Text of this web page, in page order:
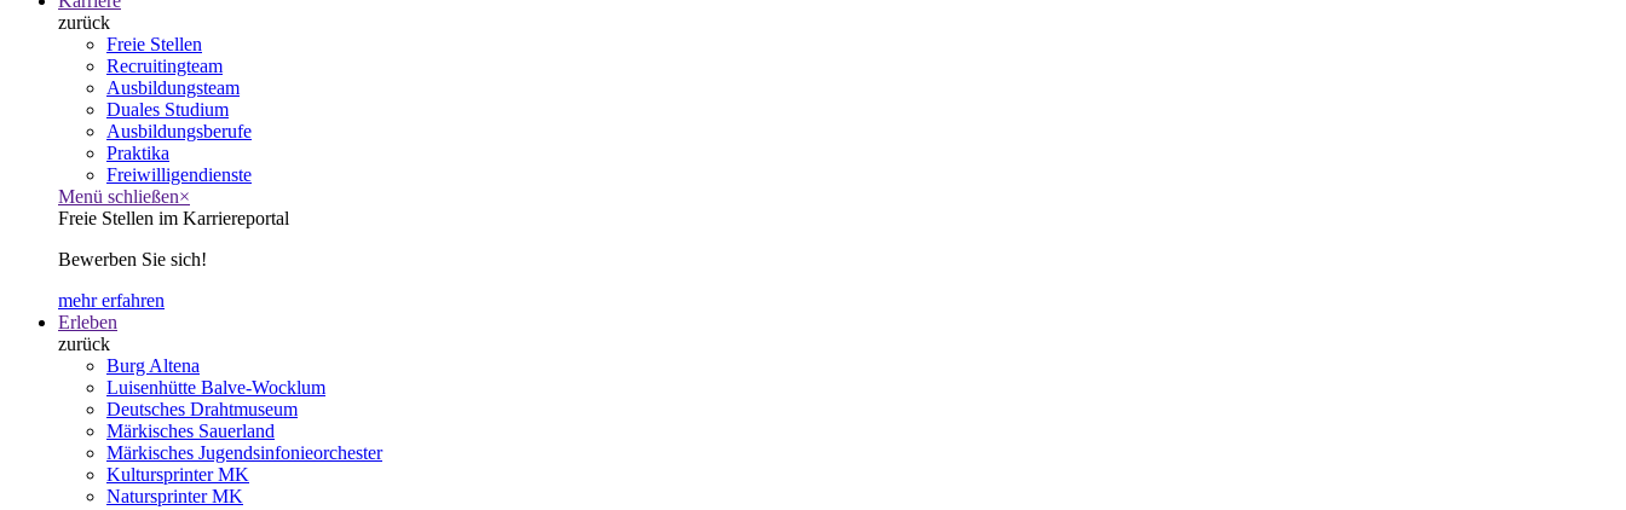
zurück
Freie Stellen
Recruitingteam
Ausbildungsteam
Duales Studium
Ausbildungsberufe
Praktika
Freiwilligendienste
Menü schließen×
Freie Stellen im Karriereportal
Bewerben Sie sich!
mehr erfahren
Erleben
zurück
Burg Altena
Luisenhütte Balve-Wocklum
Deutsches Drahtmuseum
Märkisches Sauerland
Märkisches Jugendsinfonieorchester
Kultursprinter MK
Natursprinter MK